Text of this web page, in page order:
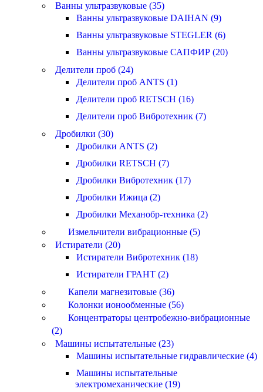
Ванны ультразвуковые (35)
Ванны ультразвуковые DAIHAN (9)
Ванны ультразвуковые STEGLER (6)
Ванны ультразвуковые САПФИР (20)
Делители проб (24)
Делители проб ANTS (1)
Делители проб RETSCH (16)
Делители проб Вибротехник (7)
Дробилки (30)
Дробилки ANTS (2)
Дробилки RETSCH (7)
Дробилки Вибротехник (17)
Дробилки Ижица (2)
Дробилки Механобр-техника (2)
Измельчители вибрационные (5)
Истиратели (20)
Истиратели Вибротехник (18)
Истиратели ГРАНТ (2)
Капели магнезитовые (36)
Колонки ионообменные (56)
Концентраторы центробежно-вибрационные
(2)
Машины испытательные (23)
Машины испытательные гидравлические (4)
Машины испытательные
электромеханические (19)